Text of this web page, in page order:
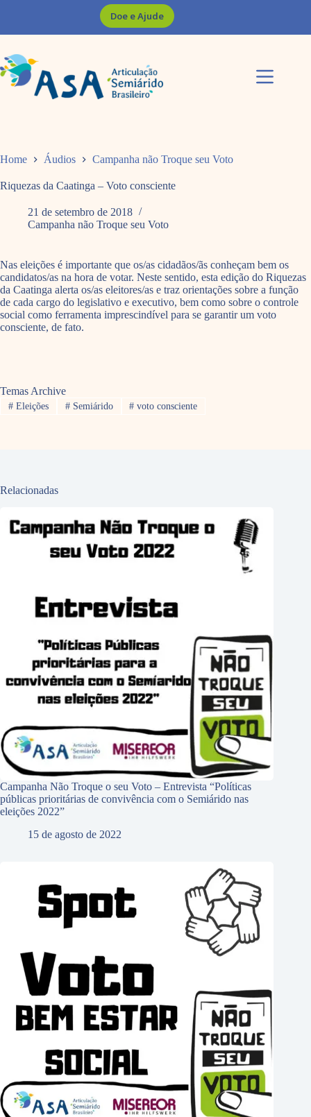
Doe e Ajude
Home Áudios Campanha não Troque seu Voto
Riquezas da Caatinga – Voto consciente
21 de setembro de 2018
Campanha não Troque seu Voto
Nas eleições é importante que os/as cidadãos/ãs conheçam bem os
candidatos/as na hora de votar. Neste sentido, esta edição do Riquezas
da Caatinga alerta os/as eleitores/as e traz orientações sobre a função
de cada cargo do legislativo e executivo, bem como sobre o controle
social como ferramenta imprescindível para se garantir um voto
consciente, de fato.
Temas Archive
#Eleições #Semiárido # voto consciente
Relacionadas
Campanha Não Troque o seu Voto – Entrevista “Políticas
públicas prioritárias de convivência com o Semiárido nas
eleições 2022”
15 de agosto de 2022